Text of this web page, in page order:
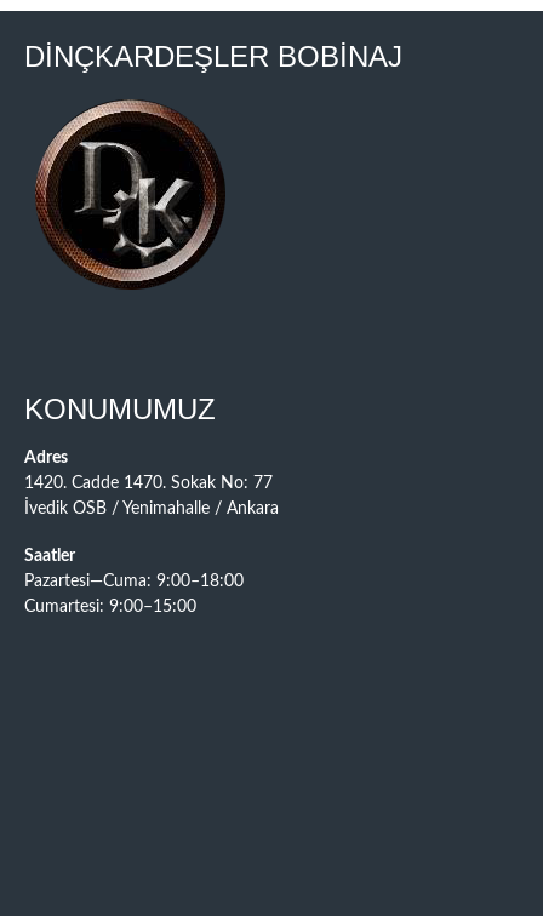
DİNÇKARDEŞLER BOBİNAJ
KONUMUMUZ
Adres
1420. Cadde 1470. Sokak No: 77
İvedik OSB / Yenimahalle / Ankara
Saatler
Pazartesi—Cuma: 9:00–18:00
Cumartesi: 9:00–15:00